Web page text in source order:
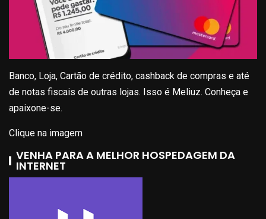
Banco, Loja, Cartão de crédito, cashback de compras e até
de notas fiscais de outras lojas. Isso é Meliuz. Conheça e
apaixone-se.
Clique na imagem
VENHA PARA A MELHOR HOSPEDAGEM DA
INTERNET